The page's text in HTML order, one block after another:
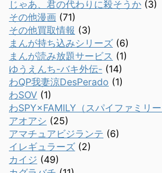
じゃあ、君の代わりに殺そうか (3)
その他漫画 (71)
その他買取情報 (3)
まんが持ち込みシリーズ (6)
まんが読み放題サービス (1)
ゆうえんち-バキ外伝- (14)
わQP我妻涼DesPerado (1)
わSOV (1)
わSPY×FAMILY（スパイファミリー
アオアシ (25)
アマチュアビジランテ (6)
イレギュラーズ (2)
カイジ (49)